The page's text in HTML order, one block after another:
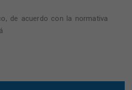
de acuerdo con la normativa